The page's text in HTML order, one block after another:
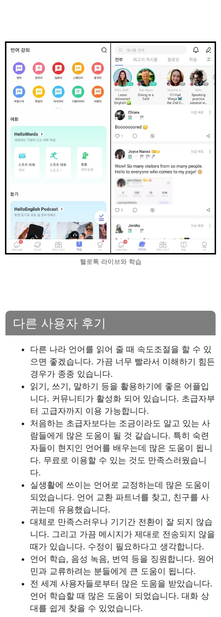
헬로톡 라이브와 학습
다른 사용자 후기
다른 나라 언어를 읽어 줄 때 속도조절을 할 수 있
으면 좋겠습니다. 가끔 너무 빨라서 이해하기 힘든
경우가 종종 있습니다.
읽기, 쓰기, 말하기 등을 활용하기에 좋은 어플입
니다. 커뮤니티가 활성화 되어 있습니다. 초급자부
터 고급자까지 이용 가능합니다.
처음하는 초급자보다는 조금이라도 알고 있는 사
람들에게 많은 도움이 될 것 같습니다. 특히 숙련
자들이 현지인 언어를 배우는데 많은 도움이 됩니
다. 무료로 이용할 수 있는 것도 만족스러웠습니
다.
실생활에 쓰이는 언어로 교정하는데 많은 도움이
되었습니다. 언어 교환 파트너를 찾고, 친구를 사
귀는데 유용했습니다.
대체로 만족스러우나 기기간 전환이 잘 되지 않습
니다. 그리고 가끔 메시지가 제대로 전송되지 않을
때가 있습니다. 수정이 필요하다고 생각합니다.
언어 학습, 음성 녹음, 번역 등을 징원합니다. 원어
민과 교류하려는 분들에게 큰 도움이 됩니다.
전 세계 사용자들로부터 많은 도움을 받았습니다.
언어 학습할 때 많은 도움이 되었습니다. 대화 상
대를 쉽게 찾을 수 있었습니다.